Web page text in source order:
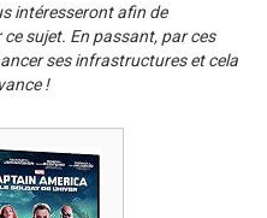
intéresseront afin de
sujet. En passant, par ces
ses infrastructures et cela
!